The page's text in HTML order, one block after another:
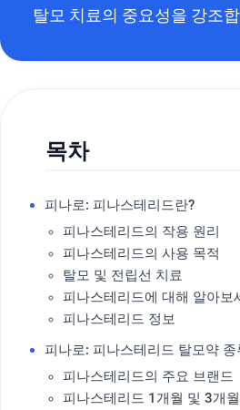
탈모 치료의 중요성을 강조
목차
피나로: 피나스테리드란?
피나스테리드의 작용 원리
피나스테리드의 사용 목적
탈모 및 전립선 치료
피나스테리드에 대해 알아보
피나스테리드 정보
피나로: 피나스테리드 탈모약 종
피나스테리드의 주요 브랜드
피나스테리드 1개월 및 3개